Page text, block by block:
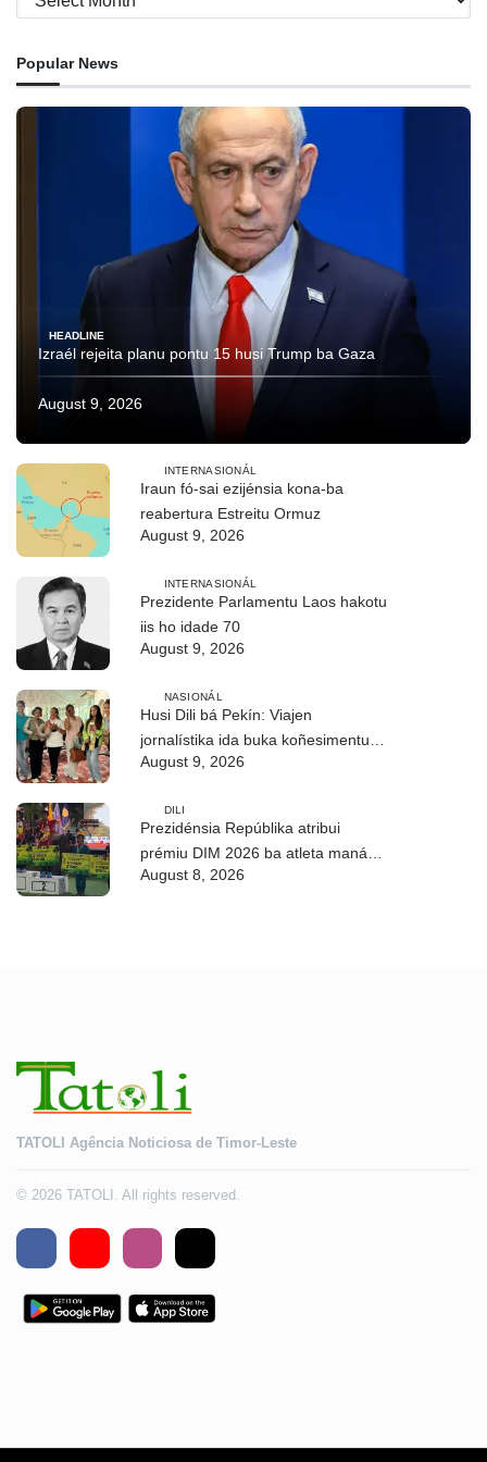
Popular News
HEADLINE
Izraél rejeita planu pontu 15 husi Trump ba Gaza
August 9, 2026
INTERNASIONÁL
Iraun fó-sai ezijénsia kona-ba
reabertura Estreitu Ormuz
August 9, 2026
INTERNASIONÁL
Prezidente Parlamentu Laos hakotu
iis ho idade 70
August 9, 2026
NASIONÁL
Husi Dili bá Pekín: Viajen
jornalístika ida buka koñesimentu
foun (Parte I)
August 9, 2026
DILI
Prezidénsia Repúblika atribui
prémiu DIM 2026 ba atleta manán-
na’in sira
August 8, 2026
TATOLI Agência Noticiosa de Timor-Leste
© 2026 TATOLI. All rights reserved.